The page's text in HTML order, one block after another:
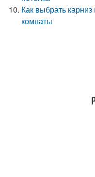
Как выбрать
комнаты